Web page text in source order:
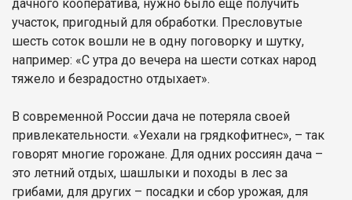
дачного кооператива, нужно было еще получить
участок, пригодный для обработки. Пресловутые
шесть соток вошли не в одну поговорку и шутку,
например: «С утра до вечера на шести сотках народ
тяжело и безрадостно отдыхает».
В современной России дача не потеряла своей
привлекательности. «Уехали на грядкофитнес», – так
говорят многие горожане. Для одних россиян дача –
это летний отдых, шашлыки и походы в лес за
грибами, для других – посадки и сбор урожая, для